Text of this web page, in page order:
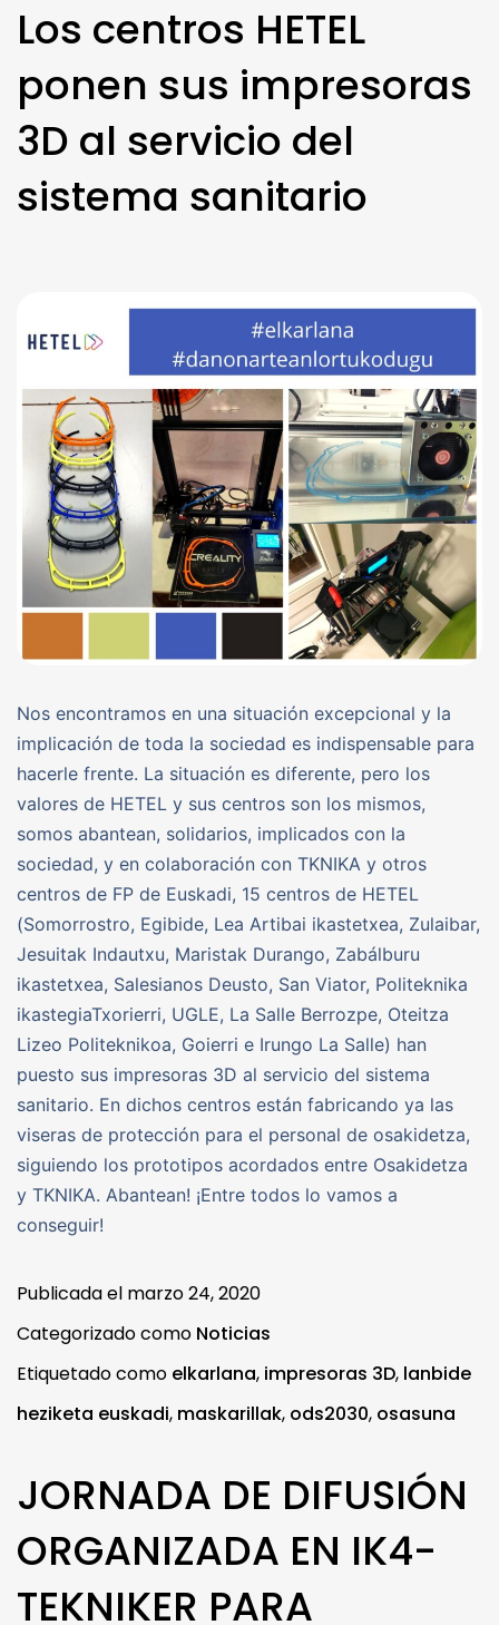
Los centros HETEL
ponen sus impresoras
3D al servicio del
sistema sanitario
Nos encontramos en una situación excepcional y la
implicación de toda la sociedad es indispensable para
hacerle frente. La situación es diferente, pero los
valores de HETEL y sus centros son los mismos,
somos abantean, solidarios, implicados con la
sociedad, y en colaboración con TKNIKA y otros
centros de FP de Euskadi, 15 centros de HETEL
(Somorrostro, Egibide, Lea Artibai ikastetxea, Zulaibar,
Jesuitak Indautxu, Maristak Durango, Zabálburu
ikastetxea, Salesianos Deusto, San Viator, Politeknika
ikastegiaTxorierri, UGLE, La Salle Berrozpe, Oteitza
Lizeo Politeknikoa, Goierri e Irungo La Salle) han
puesto sus impresoras 3D al servicio del sistema
sanitario. En dichos centros están fabricando ya las
viseras de protección para el personal de osakidetza,
siguiendo los prototipos acordados entre Osakidetza
y TKNIKA. Abantean! ¡Entre todos lo vamos a
conseguir!
Publicada el marzo 24, 2020
Categorizado como Noticias
Etiquetado como elkarlana, impresoras 3D, lanbide
heziketa euskadi, maskarillak, ods2030, osasuna
JORNADA DE DIFUSIÓN
ORGANIZADA EN IK4-
TEKNIKER PARA